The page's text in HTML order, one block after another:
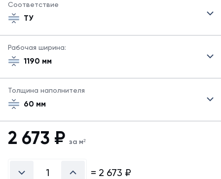
все
Для
заказа
свяжитесь
с
менеджером.
цвета
Соответствие
ТУ
Рабочая ширина:
1190 мм
Толщина наполнителя
60 мм
2 673 ₽ за м²
= 2 673 ₽